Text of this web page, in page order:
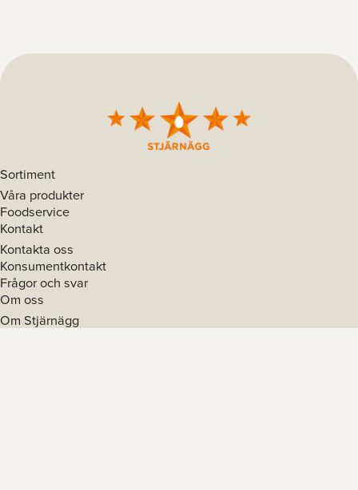
Sortiment
Våra produkter
Foodservice
Kontakt
Kontakta oss
Konsumentkontakt
Frågor och svar
Om oss
Om Stjärnägg